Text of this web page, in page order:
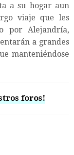
a su hogar aun
viaje que les
por Alejandría,
a grandes
manteniéndose
foros!